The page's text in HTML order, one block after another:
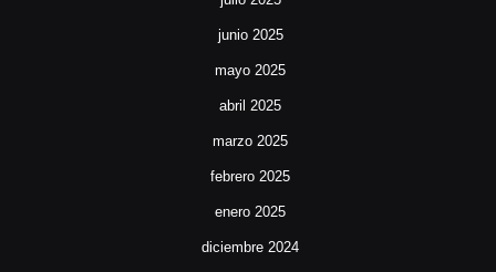
junio 2025
mayo 2025
abril 2025
marzo 2025
febrero 2025
enero 2025
diciembre 2024